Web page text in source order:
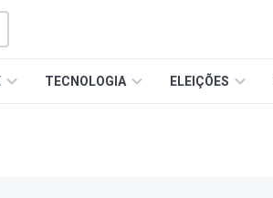
TECNOLOGIA ELEIÇÕES